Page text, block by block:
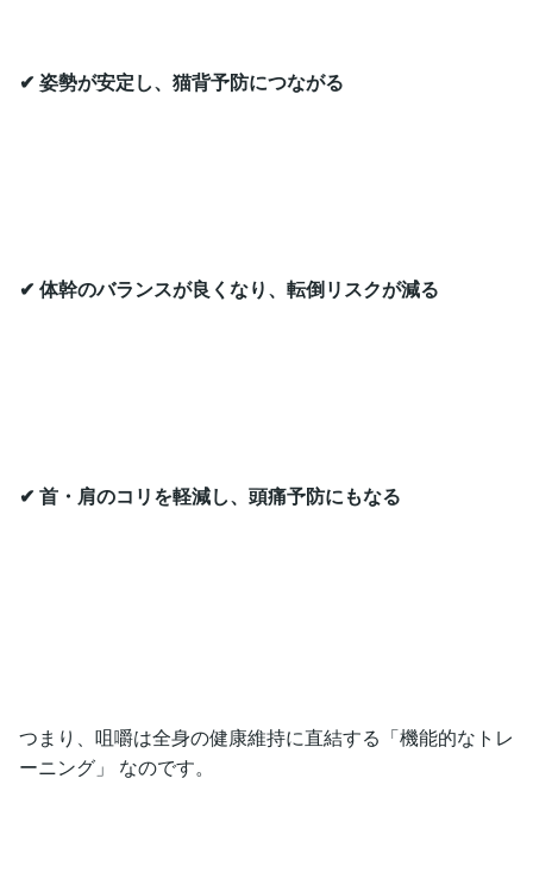
✔ 姿勢が安定し、猫背予防につながる
✔ 体幹のバランスが良くなり、転倒リスクが減る
✔ 首・肩のコリを軽減し、頭痛予防にもなる
つまり、咀嚼は全身の健康維持に直結する「機能的なトレ
ーニング」 なのです。